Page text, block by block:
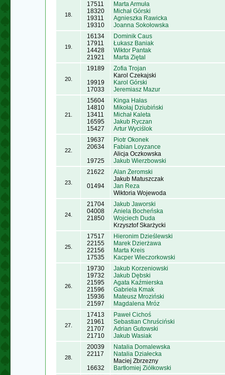
18.
17511
18320
19311
19310
Marta Armuła
Michał Górski
Agnieszka Rawicka
Joanna Sokołowska
19.
16134
17911
14428
21921
Dominik Caus
Łukasz Baniak
Wiktor Pantak
Marta Ziętal
20.
19189
19919
17033
Zofia Trojan
Karol Czekajski
Karol Górski
Jeremiasz Mazur
21.
15604
14810
13411
16595
15427
Kinga Hałas
Mikołaj Dziubiński
Michał Kaleta
Jakub Ryczan
Artur Wyciślok
22.
19637
20634
19725
Piotr Okonek
Fabian Loyzance
Alicja Oczkowska
Jakub Wierzbowski
23.
21622
01494
Alan Żeromski
Jakub Matuszczak
Jan Reza
Wiktoria Wojewoda
24.
21704
04008
21850
Jakub Jaworski
Aniela Bocheńska
Wojciech Duda
Krzysztof Skarżycki
25.
17517
22155
22156
17535
Hieronim Dzieślewski
Marek Dzierżawa
Marta Kreis
Kacper Wieczorkowski
26.
19730
19732
21595
21596
15936
21597
Jakub Korzeniowski
Jakub Dębski
Agata Kaźmierska
Gabriela Kmak
Mateusz Mroziński
Magdalena Mróz
27.
17413
21961
21707
21710
Paweł Cichoś
Sebastian Chruściński
Adrian Gutowski
Jakub Wasiak
28.
20039
22117
16632
Natalia Domalewska
Natalia Działecka
Maciej Zbrzezny
Bartłomiej Ziółkowski